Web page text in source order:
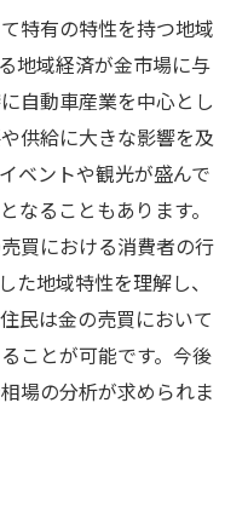
特有の特性を持つ地域
地域経済が金市場に与
自動車産業を中心とし
供給に大きな影響を及
ベントや観光が盛んで
なることもあります。
買における消費者の行
た地域特性を理解し、
民は金の売買において
ことが可能です。今後
場の分析が求められま